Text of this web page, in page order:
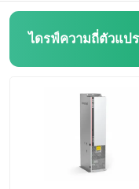
ไดรฟ์ความถี่ตัวแปร